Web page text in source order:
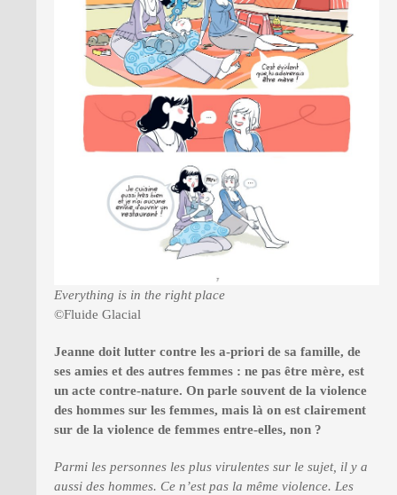
Everything is in the right place
©Fluide Glacial
Jeanne doit lutter contre les a-priori de sa famille, de
ses amies et des autres femmes : ne pas être mère, est
un acte contre-nature. On parle souvent de la violence
des hommes sur les femmes, mais là on est clairement
sur de la violence de femmes entre-elles, non ?
Parmi les personnes les plus virulentes sur le sujet, il y a
aussi des hommes. Ce n’est pas la même violence. Les